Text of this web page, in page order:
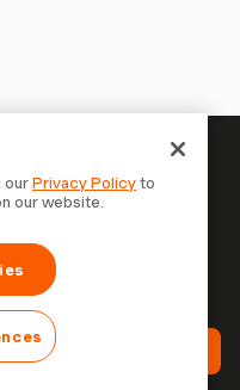
di essere
ora
monitorano il tempo,
più velocemente con
Gratis
ourPrivacy Policyto
our website.